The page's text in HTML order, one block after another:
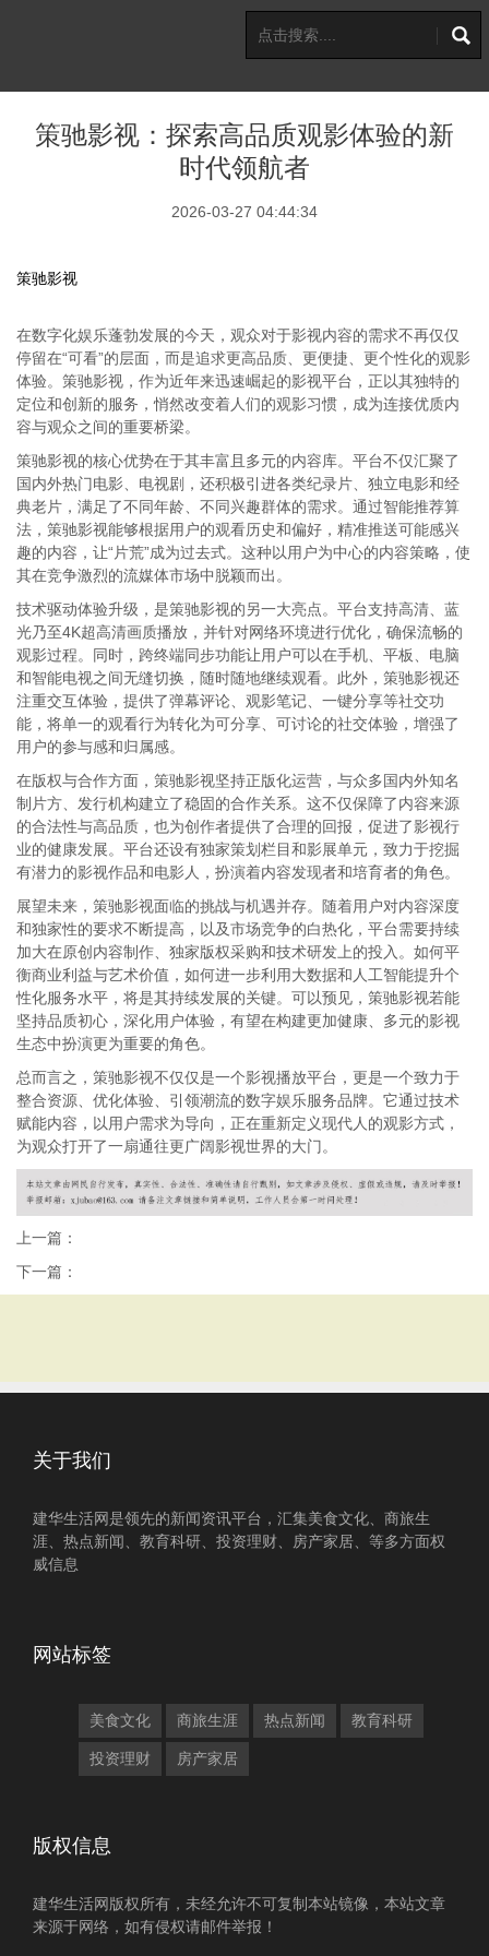
策驰影视：探索高品质观影体验的新
时代领航者
2026-03-27 04:44:34
策驰影视
在数字化娱乐蓬勃发展的今天，观众对于影视内容的需求不再仅仅
停留在“可看”的层面，而是追求更高品质、更便捷、更个性化的观影
体验。策驰影视，作为近年来迅速崛起的影视平台，正以其独特的
定位和创新的服务，悄然改变着人们的观影习惯，成为连接优质内
容与观众之间的重要桥梁。
策驰影视的核心优势在于其丰富且多元的内容库。平台不仅汇聚了
国内外热门电影、电视剧，还积极引进各类纪录片、独立电影和经
典老片，满足了不同年龄、不同兴趣群体的需求。通过智能推荐算
法，策驰影视能够根据用户的观看历史和偏好，精准推送可能感兴
趣的内容，让“片荒”成为过去式。这种以用户为中心的内容策略，使
其在竞争激烈的流媒体市场中脱颖而出。
技术驱动体验升级，是策驰影视的另一大亮点。平台支持高清、蓝
光乃至4K超高清画质播放，并针对网络环境进行优化，确保流畅的
观影过程。同时，跨终端同步功能让用户可以在手机、平板、电脑
和智能电视之间无缝切换，随时随地继续观看。此外，策驰影视还
注重交互体验，提供了弹幕评论、观影笔记、一键分享等社交功
能，将单一的观看行为转化为可分享、可讨论的社交体验，增强了
用户的参与感和归属感。
在版权与合作方面，策驰影视坚持正版化运营，与众多国内外知名
制片方、发行机构建立了稳固的合作关系。这不仅保障了内容来源
的合法性与高品质，也为创作者提供了合理的回报，促进了影视行
业的健康发展。平台还设有独家策划栏目和影展单元，致力于挖掘
有潜力的影视作品和电影人，扮演着内容发现者和培育者的角色。
展望未来，策驰影视面临的挑战与机遇并存。随着用户对内容深度
和独家性的要求不断提高，以及市场竞争的白热化，平台需要持续
加大在原创内容制作、独家版权采购和技术研发上的投入。如何平
衡商业利益与艺术价值，如何进一步利用大数据和人工智能提升个
性化服务水平，将是其持续发展的关键。可以预见，策驰影视若能
坚持品质初心，深化用户体验，有望在构建更加健康、多元的影视
生态中扮演更为重要的角色。
总而言之，策驰影视不仅仅是一个影视播放平台，更是一个致力于
整合资源、优化体验、引领潮流的数字娱乐服务品牌。它通过技术
赋能内容，以用户需求为导向，正在重新定义现代人的观影方式，
为观众打开了一扇通往更广阔影视世界的大门。
上一篇：
下一篇：
关于我们
建华生活网是领先的新闻资讯平台，汇集美食文化、商旅生
涯、热点新闻、教育科研、投资理财、房产家居、等多方面权
威信息
网站标签
美食文化 商旅生涯 热点新闻 教育科研
投资理财 房产家居
版权信息
建华生活网版权所有，未经允许不可复制本站镜像，本站文章
来源于网络，如有侵权请邮件举报！